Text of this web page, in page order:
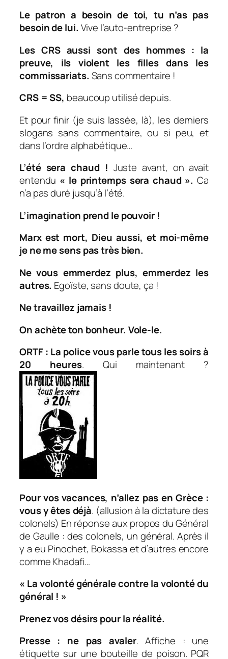
Le patron a besoin de toi, tu n’as pas
besoin de lui. Vive l’auto-entreprise ?
Les CRS aussi sont des hommes : la
preuve, ils violent les filles dans les
commissariats. Sans commentaire !
CRS = SS, beaucoup utilisé depuis.
Et pour finir (je suis lassée, là), les derniers
slogans sans commentaire, ou si peu, et
dans l’ordre alphabétique…
L’été sera chaud ! Juste avant, on avait
entendu « le printemps sera chaud ».Ca
n’a pas duré jusqu’à l’été.
L’imagination prend le pouvoir !
Marx est mort, Dieu aussi, et moi-même
je ne me sens pas très bien.
Ne vous emmerdez plus, emmerdez les
autres. Egoïste, sans doute, ça !
Ne travaillez jamais !
On achète ton bonheur. Vole-le.
ORTF : La police vous parle tous les soirs à
20 heures. Qui maintenant ?
Pour vos vacances, n’allez pas en Grèce :
vous y êtes déjà. (allusion à la dictature des
colonels) En réponse aux propos du Général
de Gaulle : des colonels, un général. Après il
y a eu Pinochet, Bokassa et d’autres encore
comme Khadafi…
« La volonté générale contre la volonté du
général ! »
Prenez vos désirs pour la réalité.
Presse : ne pas avaler. Affiche : une
étiquette sur une bouteille de poison. PQR